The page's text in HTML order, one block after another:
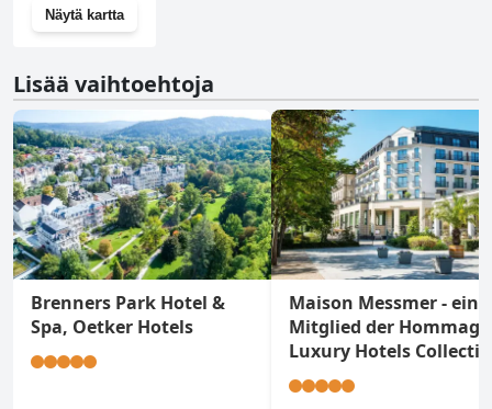
Näytä kartta
Lisää vaihtoehtoja
Brenners Park Hotel &
Spa, Oetker Hotels
Maison Messmer - ein
Mitglied der Hommage
Luxury Hotels